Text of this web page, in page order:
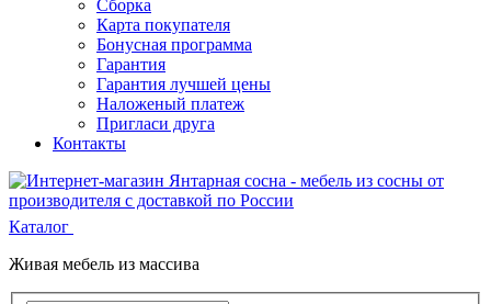
Сборка
Карта покупателя
Бонусная программа
Гарантия
Гарантия лучшей цены
Наложеный платеж
Пригласи друга
Контакты
Каталог
Живая мебель из массива